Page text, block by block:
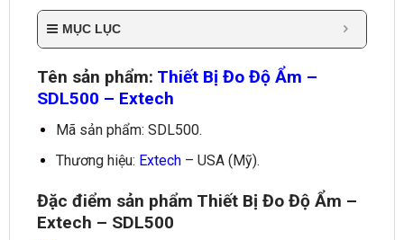
MỤC LỤC
Tên sản phẩm: Thiết Bị Đo Độ Ẩm –
SDL500 – Extech
Mã sản phẩm: SDL500.
Thương hiệu: Extech– USA (Mỹ).
Đặc điểm sản phẩm Thiết Bị Đo Độ Ẩm –
Extech – SDL500